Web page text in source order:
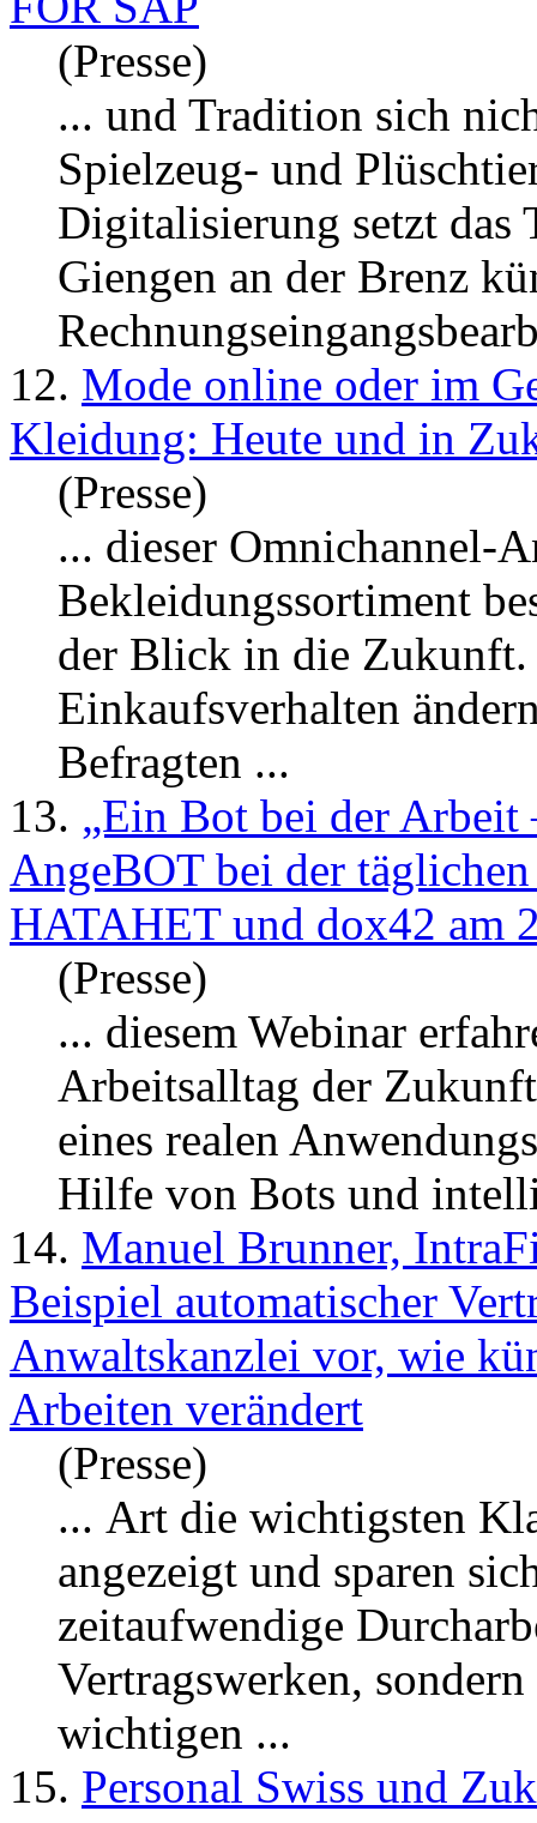
(Presse)
... und Tradition sich
Spielzeug- und
Digitalisierung setzt das
Giengen an der Brenz
12. Mode online oder im
Kleidung: Heute und in
(Presse)
... dieser Omnichannel-
Bekleidungssortiment
der Blick in die
Einkaufsverhalten
Befragten ...
13. „Ein Bot bei der Arbeit
AngeBOT bei der
HATAHET und dox42 am
(Presse)
... diesem Webinar
Arbeitsalltag der
eines realen
Hilfe von Bots und
14. Manuel Brunner,
Beispiel automatischer
Anwaltskanzlei vor, wie
Arbeiten verändert
(Presse)
... Art die wichtigsten
angezeigt und sparen
zeitaufwendige
Vertragswerken,
wichtigen ...
15. Personal Swiss und